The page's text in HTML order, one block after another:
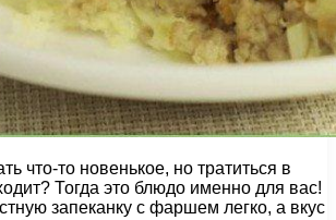
что-то новенькое, но тратиться в
Тогда это блюдо именно для вас!
запеканку с фаршем легко, а вкус